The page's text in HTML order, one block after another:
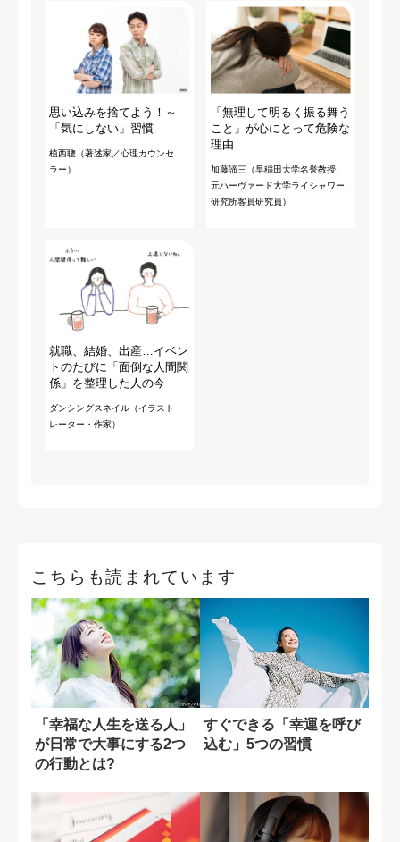
思い込みを捨てよう！～
「気にしない」習慣
植西聰（著述家／心理カウンセ
ラー）
「無理して明るく振る舞う
こと」が心にとって危険な
理由
加藤諦三（早稲田大学名誉教授、
元ハーヴァード大学ライシャワー
研究所客員研究員）
就職、結婚、出産…イベン
トのたびに「面倒な人間関
係」を整理した人の今
ダンシングスネイル（イラスト
レーター・作家）
こちらも読まれています
「幸福な人生を送る人」
が日常で大事にする2つ
の行動とは?
すぐできる「幸運を呼び
込む」5つの習慣